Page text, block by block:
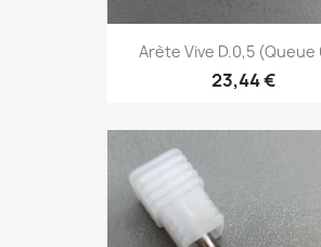
Arète Vive D.0,5 (Queue
23,44 €